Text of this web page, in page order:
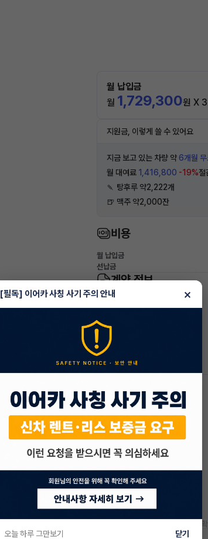
월 납입금
월 1,729,300원 X
지원금, 이렇게 쓸 수 있어요
지금 보고 있는 차량 약 6개월
월 대여료 1,416,800 -19%절
🍡 탕후루 약2,222개
🍺 맥주 약2,000잔
비용
월 납입금
선납금
계약 정보
계약종료
잔여개월
약정주행거리
인수방법
모델명
등급/트림
차량번호
최초등록
연비
변속기
유종
색상
사고이력
주행거리(등록일기준)
* 정확한 정보는 판매자와 반드시
[필독] 이어카 사칭 사기 주의 안내 ×
오늘 하루 그만보기 닫기